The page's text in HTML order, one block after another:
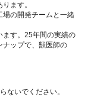
ます。
場の開発チームと一緒
ます。25年間の実績の
ナップで、獣医師の
ないでください。